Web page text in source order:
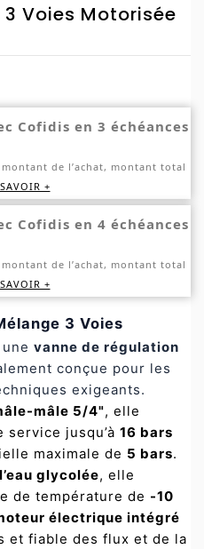
Voies Motorisée
Cofidis en 3 échéances
de l’achat, montant total
+
Cofidis en 4 échéances
de l’achat, montant total
+
3 Voies
vanne de régulation
conçue pour les
exigeants.
mâle 5/4", elle
jusqu’à 16 bars
maximale de 5 bars.
glycolée, elle
de température de -10
électrique intégré
et fiable des flux et de la